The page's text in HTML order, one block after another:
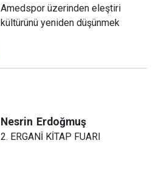
Amedspor üzerinden eleştiri
kültürünü yeniden düşünmek
Nesrin Erdoğmuş
2. ERGANİ KİTAP FUARI